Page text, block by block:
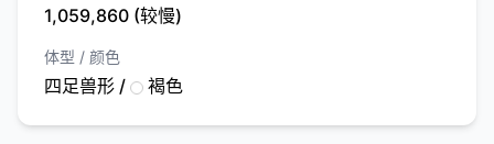
1,059,860 (较慢)
体型 / 颜色
四足兽形 / 褐色